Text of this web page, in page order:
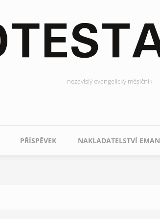
nezávislý evangelický měsíčník
PŘÍSPĚVEK NAKLADATELSTVÍ EMAN